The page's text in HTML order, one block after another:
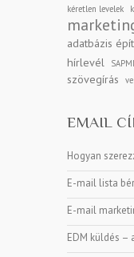
kéretlen levelek
adatbázis
hírlevél
szövegírás
EMAIL
Hogyan
E-mail lista
E-mail
EDM küldés –